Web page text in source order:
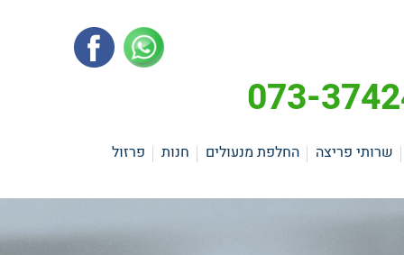
שרותי פריצה החלפת מנעולים חנות פרזול